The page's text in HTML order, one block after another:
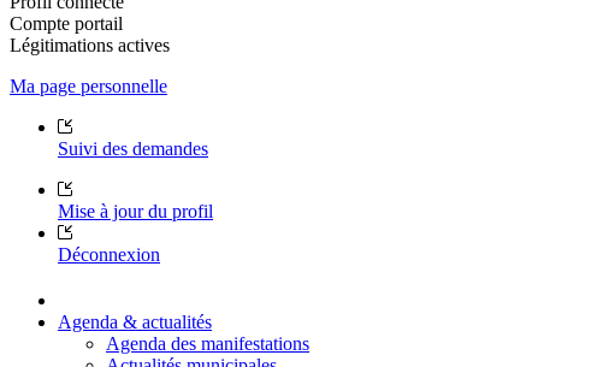
Compte portail
Légitimations actives
Ma page personnelle
Suivi des demandes
Mise à jour du profil
Déconnexion
Agenda & actualités
Agenda des manifestations